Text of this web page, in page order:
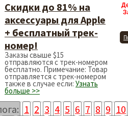
Скидки до 81% на
аксессуары для Apple
+ бесплатный трек-
номер!
Заказы свыше $15
отправляются с трек-номером
бесплатно. Примечание: Товар
отправляется с трек-номером
также в случае если: Узнать
больше >>
1 2 3 4 5 6 7 8 9 10